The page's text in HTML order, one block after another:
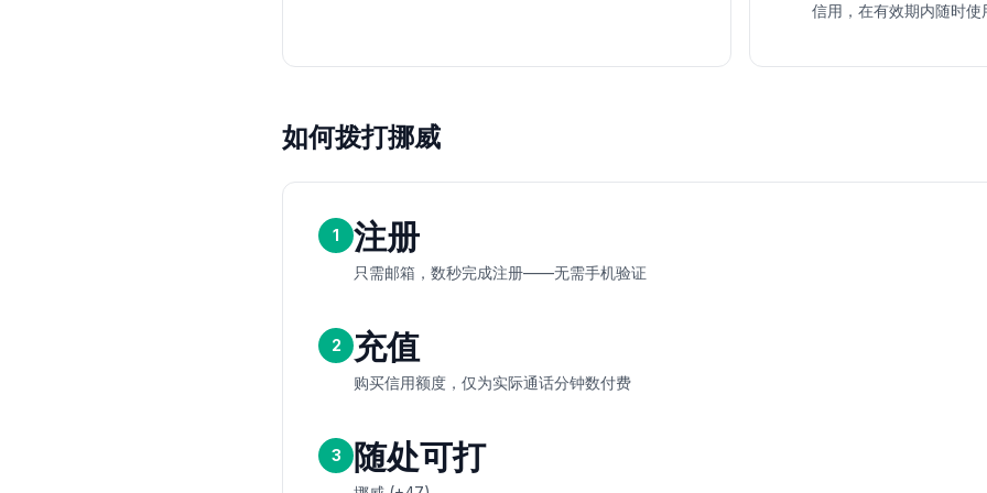
信用，在有效期内随时使
如何拨打挪威
1 注册
只需邮箱，数秒完成注册——无需手机验证
2 充值
购买信用额度，仅为实际通话分钟数付费
3 随处可打